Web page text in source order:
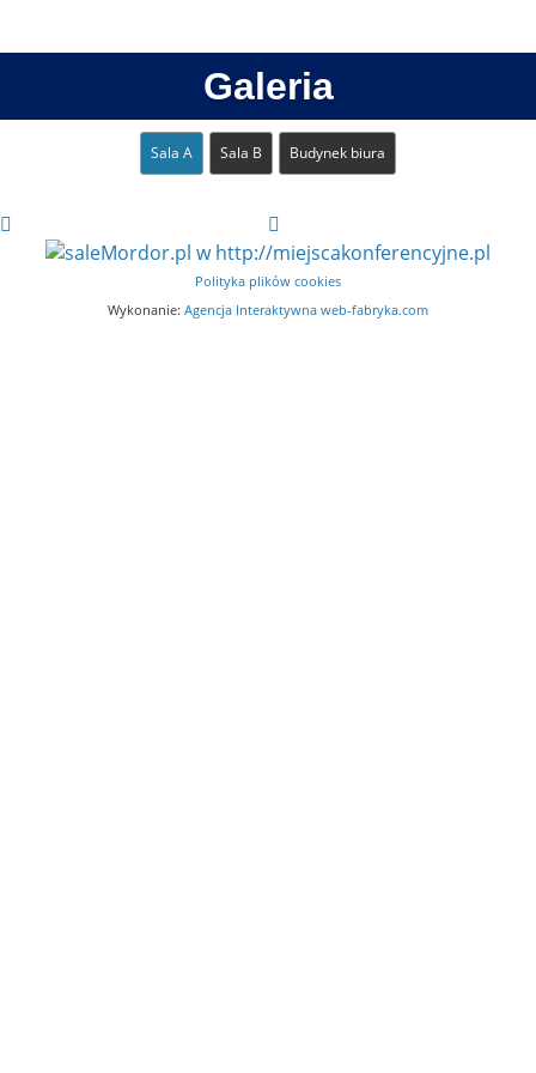
Galeria
Sala A Sala B Budynek biura
Polityka plików cookies
Wykonanie: Agencja Interaktywna web-fabryka.com